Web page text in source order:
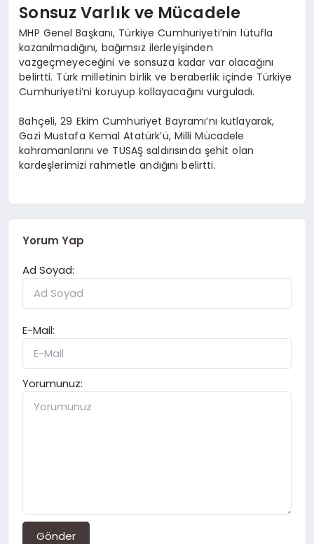
Sonsuz Varlık ve Mücadele
MHP Genel Başkanı, Türkiye Cumhuriyeti’nin lütufla
kazanılmadığını, bağımsız ilerleyişinden
vazgeçmeyeceğini ve sonsuza kadar var olacağını
belirtti. Türk milletinin birlik ve beraberlik içinde Türkiye
Cumhuriyeti’ni koruyup kollayacağını vurguladı.
Bahçeli, 29 Ekim Cumhuriyet Bayramı’nı kutlayarak,
Gazi Mustafa Kemal Atatürk’ü, Milli Mücadele
kahramanlarını ve TUSAŞ saldırısında şehit olan
kardeşlerimizi rahmetle andığını belirtti.
Yorum Yap
Ad Soyad:
E-Mail:
Yorumunuz:
Gönder